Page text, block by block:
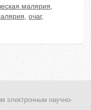
малярия,
, очаг,
электронным научно-